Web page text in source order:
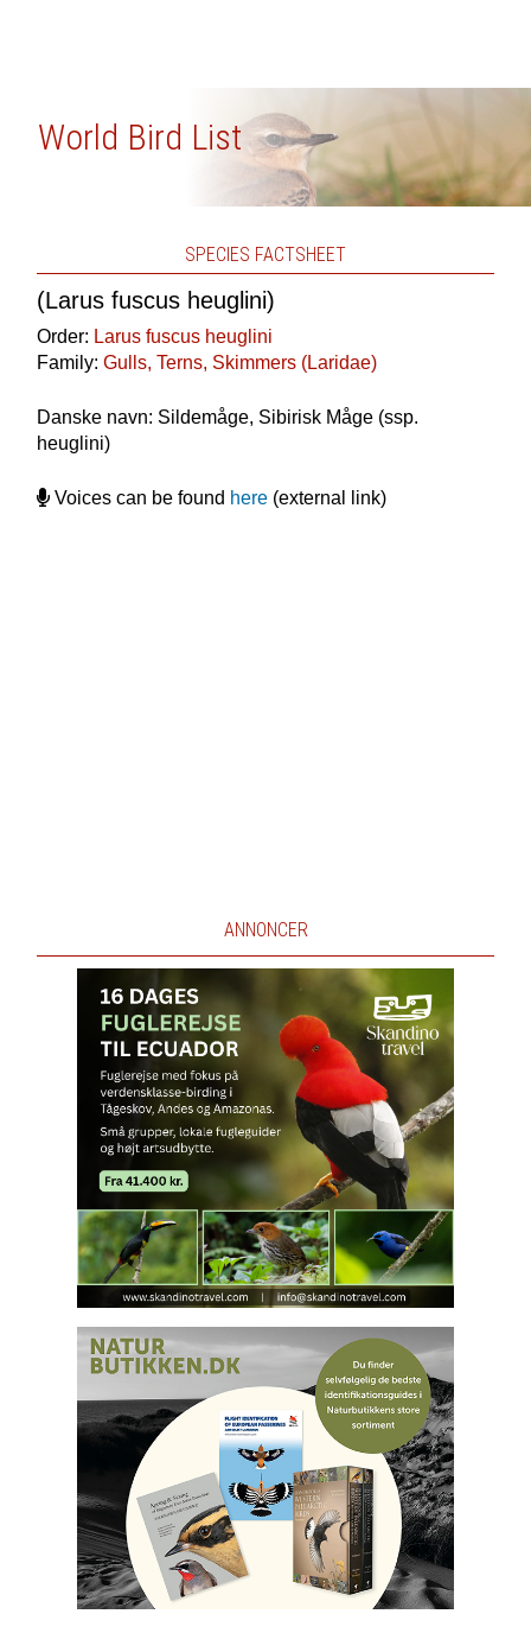
World Bird List
SPECIES FACTSHEET
(Larus fuscus heuglini)
Order: Larus fuscus heuglini
Family: Gulls, Terns, Skimmers (Laridae)
Danske navn: Sildemåge, Sibirisk Måge (ssp.
heuglini)
Voices can be found here(external link)
ANNONCER